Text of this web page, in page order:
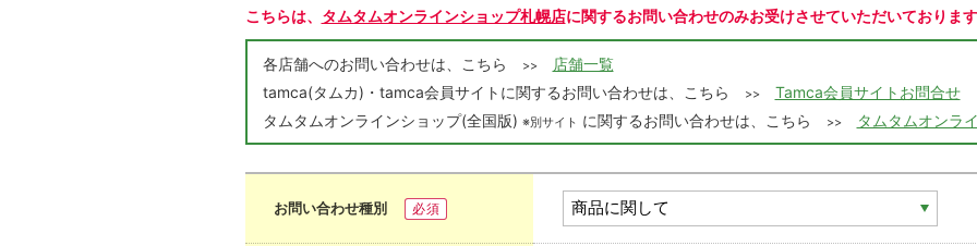
こちらは、 タムタムオンラインショップ札幌店に関するお問い合わせのみお受けさせていただいておりま
各店舗へのお問い合わせは、こちら >>
店舗一覧
tamca(タムカ)・tamca会員サイトに関するお問い合わせは、こちら
>>
Tamca会員サイトお問合せ
タムタムオンラインショップ(全国版) ※別サイト に関するお問い合わせは、こちら >> タムタムオンラ
お問い合わせ種別 必須